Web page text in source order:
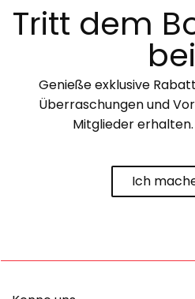
Tritt dem
Genieße exklusive
Überraschungen und
Mitglieder
Ich